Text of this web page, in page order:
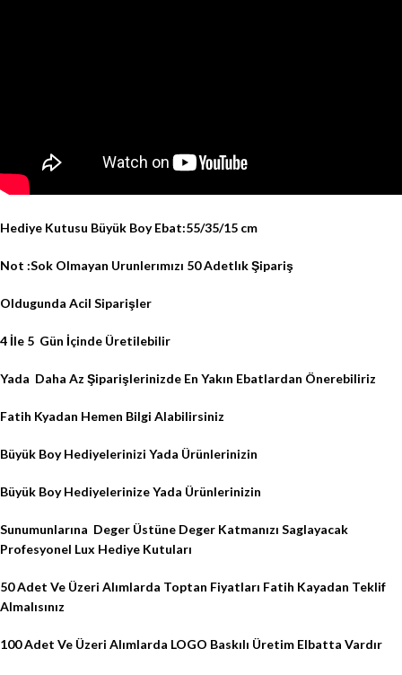
Hediye Kutusu Büyük Boy Ebat:55/35/15 cm
Not :Sok Olmayan Urunlerımızı 50 Adetlık Şipariş
Oldugunda Acil Siparişler
4 İle 5 Gün İçinde Üretilebilir
Yada Daha Az Şiparişlerinizde En Yakın Ebatlardan Önerebiliriz
Fatih Kyadan Hemen Bilgi Alabilirsiniz
Büyük Boy Hediyelerinizi Yada Ürünlerinizin
Büyük Boy Hediyelerinize Yada Ürünlerinizin
Sunumunlarına Deger Üstüne Deger Katmanızı Saglayacak
Profesyonel Lux Hediye Kutuları
50 Adet Ve Üzeri Alımlarda Toptan Fiyatları Fatih Kayadan Teklif
Almalısınız
100 Adet Ve Üzeri Alımlarda LOGO Baskılı Üretim Elbatta Vardır